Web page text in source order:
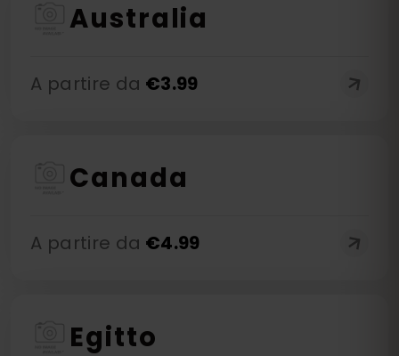
Australia
A partire da €3.99
Canada
A partire da €4.99
Egitto